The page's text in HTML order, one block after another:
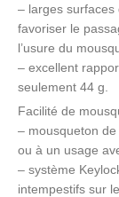
– larges surfaces
favoriser le
l’usure du
– excellent
seulement 44 g.
Facilité de
– mousqueton
ou à un usage
– système
intempestifs sur